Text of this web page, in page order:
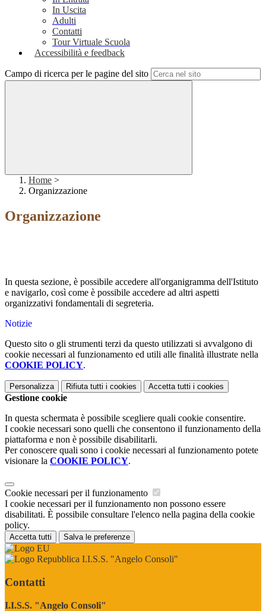
In Uscita
Adulti
Contatti
Tour Virtuale Scuola
Accessibilità e feedback
Campo di ricerca per le pagine del sito
Home >
Organizzazione
Organizzazione
In questa sezione, è possibile accedere all'organigramma dell'Istituto
e navigarlo, così come è possibile accedere ad altri aspetti
organizzativi fondamentali di segreteria.
Notizie
Questo sito o gli strumenti terzi da questo utilizzati si avvalgono di
cookie necessari al funzionamento ed utili alle finalità illustrate nella
COOKIE POLICY.
Personalizza Rifiuta tutti i cookies Accetta tutti i cookies
Gestione cookie
In questa schermata è possibile scegliere quali cookie consentire.
I cookie necessari sono quelli che consentono il funzionamento della
piattaforma e non è possibile disabilitarli.
Per conoscere quali sono i cookie necessari al funzionamento potete
visionare la COOKIE POLICY.
Cookie necessari per il funzionamento
I cookie necessari per il funzionamento non possono essere
disabilitati. È possibile consultare l'elenco nella pagina della cookie
policy.
Accetta tutti Salva le preferenze
I.I.S.S. "Angelo Consoli"
Contatti
I.I.S.S. "Angelo Consoli"